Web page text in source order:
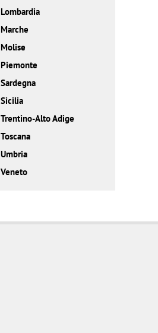
Lombardia
Marche
Molise
Piemonte
Sardegna
Sicilia
Trentino-Alto Adige
Toscana
Umbria
Veneto